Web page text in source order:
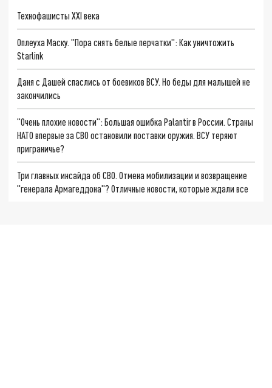
Технофашисты XXI века
Оплеуха Маску. "Пора снять белые перчатки": Как уничтожить
Starlink
Даня с Дашей спаслись от боевиков ВСУ. Но беды для малышей не
закончились
"Очень плохие новости": Большая ошибка Palantir в России. Страны
НАТО впервые за СВО остановили поставки оружия. ВСУ теряют
приграничье?
Три главных инсайда об СВО. Отмена мобилизации и возвращение
"генерала Армагеддона"? Отличные новости, которые ждали все